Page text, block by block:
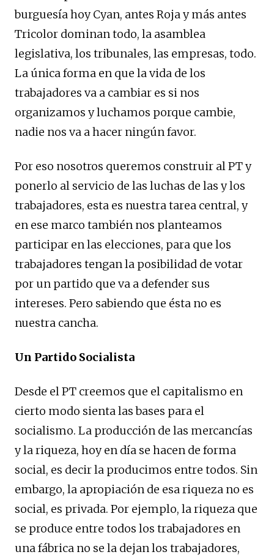
burguesía hoy Cyan, antes Roja y más antes
Tricolor dominan todo, la asamblea
legislativa, los tribunales, las empresas, todo.
La única forma en que la vida de los
trabajadores va a cambiar es si nos
organizamos y luchamos porque cambie,
nadie nos va a hacer ningún favor.
Por eso nosotros queremos construir al PT y
ponerlo al servicio de las luchas de las y los
trabajadores, esta es nuestra tarea central, y
en ese marco también nos planteamos
participar en las elecciones, para que los
trabajadores tengan la posibilidad de votar
por un partido que va a defender sus
intereses. Pero sabiendo que ésta no es
nuestra cancha.
Un Partido Socialista
Desde el PT creemos que el capitalismo en
cierto modo sienta las bases para el
socialismo. La producción de las mercancías
y la riqueza, hoy en día se hacen de forma
social, es decir la producimos entre todos. Sin
embargo, la apropiación de esa riqueza no es
social, es privada. Por ejemplo, la riqueza que
se produce entre todos los trabajadores en
una fábrica no se la dejan los trabajadores,